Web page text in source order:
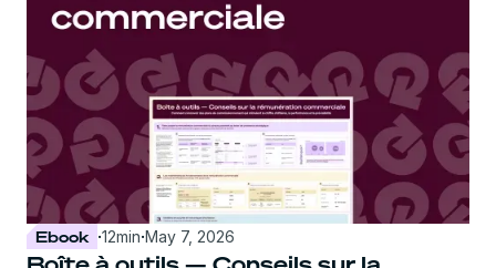
Ebook ·12min·May 7, 2026